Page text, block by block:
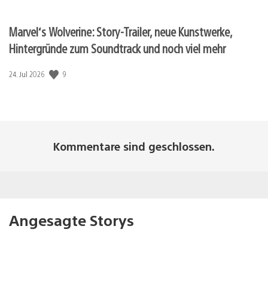
Marvel‘s Wolverine: Story-Trailer, neue Kunstwerke,
Hintergründe zum Soundtrack und noch viel mehr
Veröffentlichungsdatum:
24. Jul 2026 9
Kommentare sind geschlossen.
Angesagte Storys